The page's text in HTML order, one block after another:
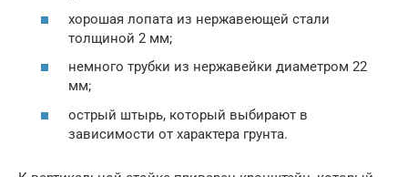
хорошая лопата из нержавеющей стали
толщиной 2 мм;
немного трубки из нержавейки диаметром 22
мм;
острый штырь, который выбирают в
зависимости от характера грунта.